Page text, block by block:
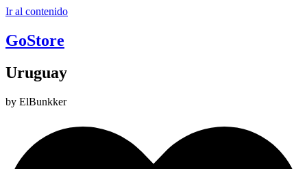
Ir al contenido
GoStore
Uruguay
by ElBunkker